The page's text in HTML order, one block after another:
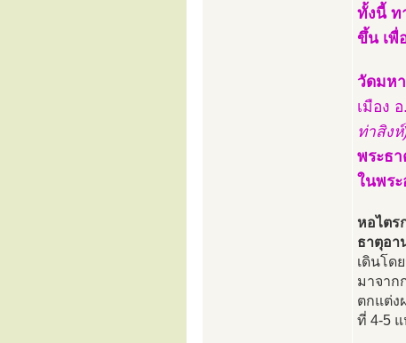
ทั้งนี้ ท
ขึ้น เพื่
วัดมห
เมือง
ท่าสิงห์
พระธ
ในพร
หอไตร
ธาตุอา
เดินโด
มาจาก
ตกแต่ง
ที่ 4-5